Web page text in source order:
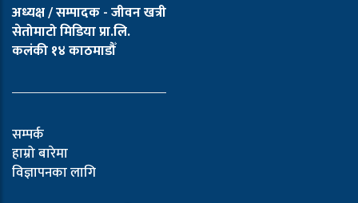
अध्यक्ष / सम्पादक - जीवन खत्री
सेतोमाटो मिडिया प्रा.लि.
कलंकी १४ काठमाडौँ
सम्पर्क
हाम्रो बारेमा
विज्ञापनका लागि